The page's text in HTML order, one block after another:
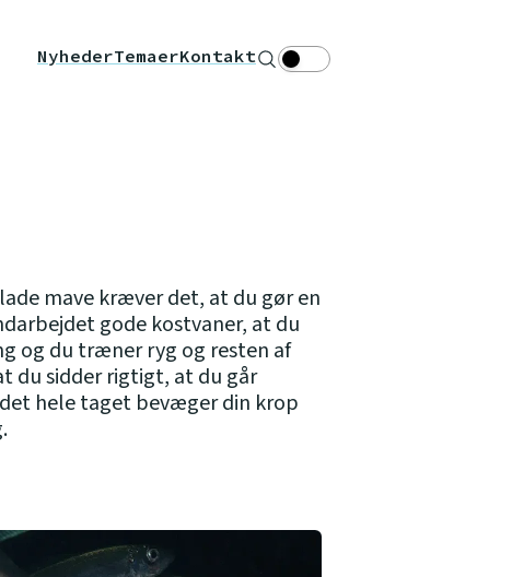
NyhederTemaerKontakt Søg Theme toggle
mave kræver det, at du gør en
gode kostvaner, at du
og du træner ryg og resten af
du sidder rigtigt, at du går
hele taget bevæger din krop